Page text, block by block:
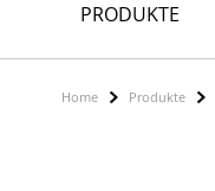
PRODUKTE
Home Produkte